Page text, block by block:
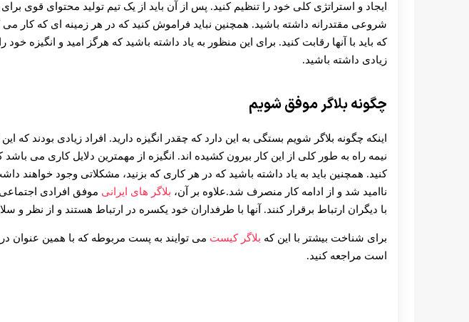
30 تا 50 درصد شارژ هدیه بیشتر فقط با ثبت نام در هات بت
ایجاد و استراتژی کلی خود را تنظیم کنید. پس از آن باید از یک تیم تولید محتوای قوی برای
شروعی مقتدرانه داشته باشید. همچنین نباید فراموش کنید که در هر زمینه ای که کار می
که باید با آنها رقابت کنید. برای این منظور به یاد داشته باشید که هرگز امید و انگیزه خود
زیادی داشته باشید.
چگونه بلاگر موفق شویم
اینکه چگونه بلاگر شویم بستگی به این دارد که چقدر انگیزه دارید. افراد زیادی بودند که
نیمه راه به طور کلی از این کار بیرون کشیده اند. انگیزه از مهمترین دلایل کاری می
کنید. همچنین باید به یاد داشته باشید که در هر کاری که بزنید، مشکلاتی وجود خواهند
ناامید شد و از ادامه کار منصرف شد.علاوه بر آن، بلاگر های ایرانی موفق افرادی
با دیگران ارتباط برقرار کنند. آنها با طرفداران خود یکسره در ارتباط هستند و از نظر و
برای شناخت بیشتر با این که بلاگر کیست می توایند به پست مربوطه که با همین عنوان
است مراجعه کنید.